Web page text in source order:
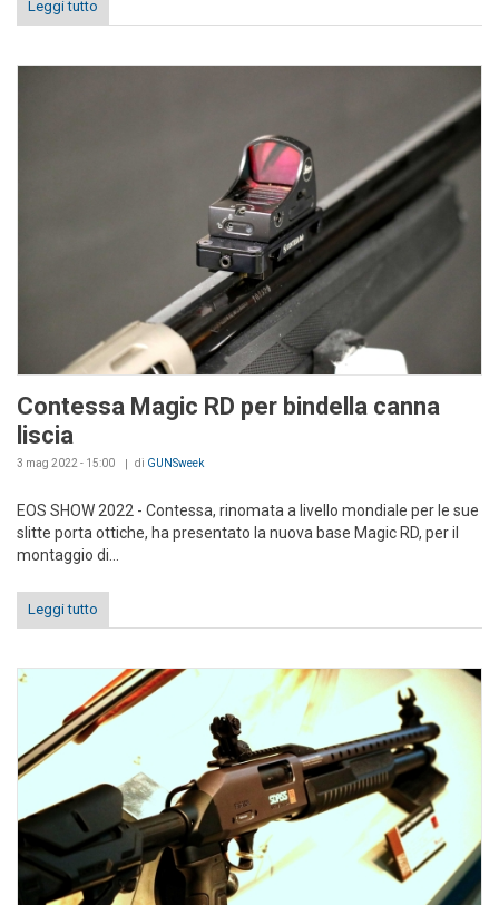
Leggi tutto
Contessa Magic RD per bindella canna
liscia
3 mag 2022 - 15:00 di GUNSweek
EOS SHOW 2022 - Contessa, rinomata a livello mondiale per le sue
slitte porta ottiche, ha presentato la nuova base Magic RD, per il
montaggio di...
Leggi tutto